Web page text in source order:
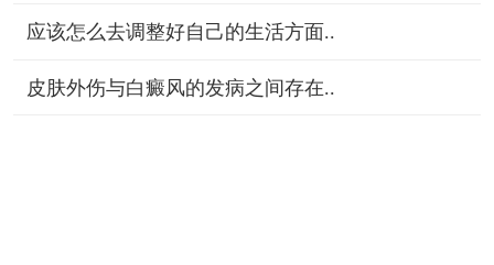
应该怎么去调整好自己的生活方面..
皮肤外伤与白癜风的发病之间存在..